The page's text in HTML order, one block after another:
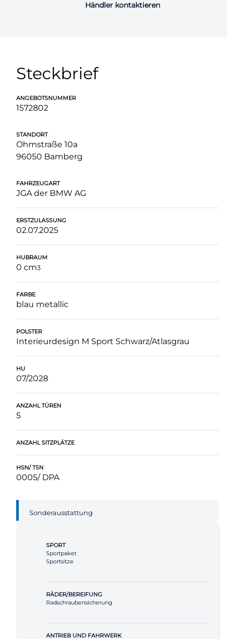
Händler kontaktieren
Steckbrief
ANGEBOTSNUMMER
1572802
STANDORT
Ohmstraße 10a
96050 Bamberg
FAHRZEUGART
JGA der BMW AG
ERSTZULASSUNG
02.07.2025
HUBRAUM
0 cm3
FARBE
blau metallic
POLSTER
Interieurdesign M Sport Schwarz/Atlasgrau
HU
07/2028
ANZAHL TÜREN
5
ANZAHL SITZPLÄTZE
HSN/ TSN
0005/ DPA
Sonderausstattung
SPORT
Sportpaket
Sportsitze
RÄDER/BEREIFUNG
Radschraubensicherung
ANTRIEB UND FAHRWERK